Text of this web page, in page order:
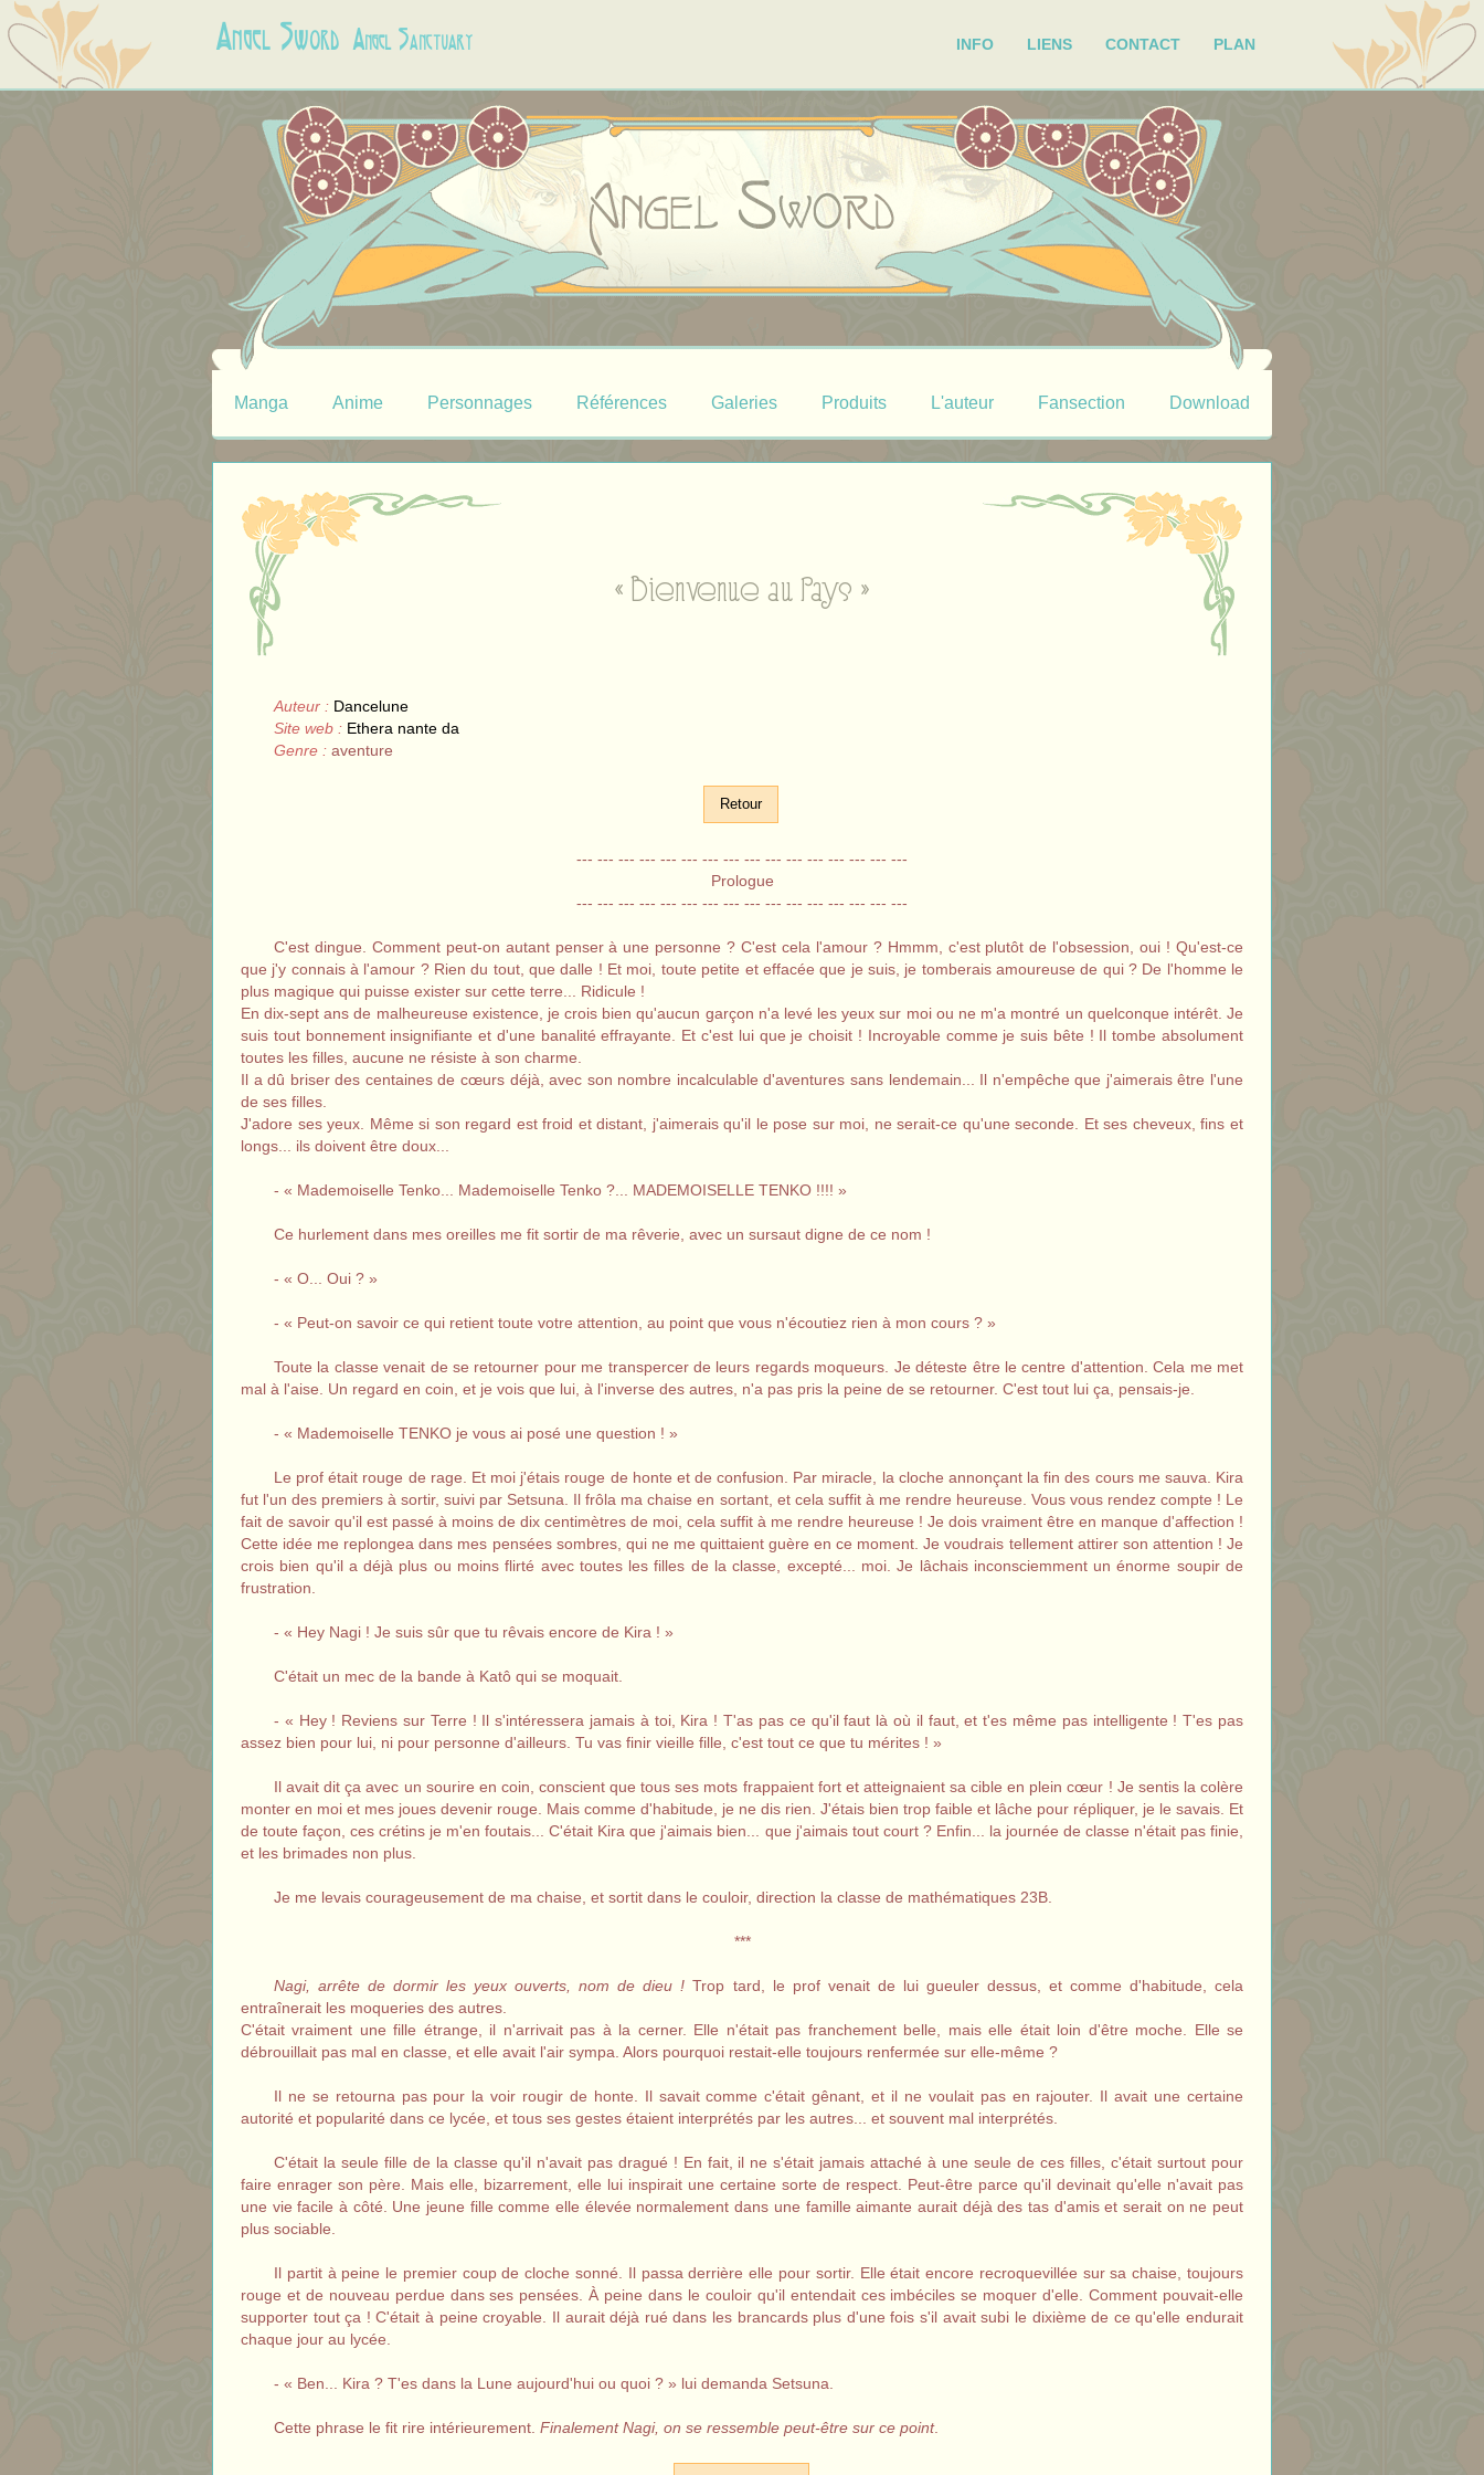
Angel Sword Angel Sanctuary INFO LIENS CONTACT PLAN
Manga Anime Personnages Références Galeries Produits L'auteur Fansection Download
« Bienvenue au Pays »
Auteur : Dancelune
Site web : Ethera nante da
Genre : aventure
Retour
--- --- --- --- --- --- --- --- --- --- --- --- --- --- --- ---
Prologue
--- --- --- --- --- --- --- --- --- --- --- --- --- --- --- ---
C'est dingue. Comment peut-on autant penser à une personne ? C'est cela l'amour ? Hmmm, c'est plutôt de l'obsession, oui ! Qu'est-ce
que j'y connais à l'amour ? Rien du tout, que dalle ! Et moi, toute petite et effacée que je suis, je tomberais amoureuse de qui ? De l'homme le
plus magique qui puisse exister sur cette terre... Ridicule !
En dix-sept ans de malheureuse existence, je crois bien qu'aucun garçon n'a levé les yeux sur moi ou ne m'a montré un quelconque intérêt. Je
suis tout bonnement insignifiante et d'une banalité effrayante. Et c'est lui que je choisit ! Incroyable comme je suis bête ! Il tombe absolument
toutes les filles, aucune ne résiste à son charme.
Il a dû briser des centaines de cœurs déjà, avec son nombre incalculable d'aventures sans lendemain... Il n'empêche que j'aimerais être l'une
de ses filles.
J'adore ses yeux. Même si son regard est froid et distant, j'aimerais qu'il le pose sur moi, ne serait-ce qu'une seconde. Et ses cheveux, fins et
longs... ils doivent être doux...
- « Mademoiselle Tenko... Mademoiselle Tenko ?... MADEMOISELLE TENKO !!!! »
Ce hurlement dans mes oreilles me fit sortir de ma rêverie, avec un sursaut digne de ce nom !
- « O... Oui ? »
- « Peut-on savoir ce qui retient toute votre attention, au point que vous n'écoutiez rien à mon cours ? »
Toute la classe venait de se retourner pour me transpercer de leurs regards moqueurs. Je déteste être le centre d'attention. Cela me met
mal à l'aise. Un regard en coin, et je vois que lui, à l'inverse des autres, n'a pas pris la peine de se retourner. C'est tout lui ça, pensais-je.
- « Mademoiselle TENKO je vous ai posé une question ! »
Le prof était rouge de rage. Et moi j'étais rouge de honte et de confusion. Par miracle, la cloche annonçant la fin des cours me sauva. Kira
fut l'un des premiers à sortir, suivi par Setsuna. Il frôla ma chaise en sortant, et cela suffit à me rendre heureuse. Vous vous rendez compte ! Le
fait de savoir qu'il est passé à moins de dix centimètres de moi, cela suffit à me rendre heureuse ! Je dois vraiment être en manque d'affection !
Cette idée me replongea dans mes pensées sombres, qui ne me quittaient guère en ce moment. Je voudrais tellement attirer son attention ! Je
crois bien qu'il a déjà plus ou moins flirté avec toutes les filles de la classe, excepté... moi. Je lâchais inconsciemment un énorme soupir de
frustration.
- « Hey Nagi ! Je suis sûr que tu rêvais encore de Kira ! »
C'était un mec de la bande à Katô qui se moquait.
- « Hey ! Reviens sur Terre ! Il s'intéressera jamais à toi, Kira ! T'as pas ce qu'il faut là où il faut, et t'es même pas intelligente ! T'es pas
assez bien pour lui, ni pour personne d'ailleurs. Tu vas finir vieille fille, c'est tout ce que tu mérites ! »
Il avait dit ça avec un sourire en coin, conscient que tous ses mots frappaient fort et atteignaient sa cible en plein cœur ! Je sentis la colère
monter en moi et mes joues devenir rouge. Mais comme d'habitude, je ne dis rien. J'étais bien trop faible et lâche pour répliquer, je le savais. Et
de toute façon, ces crétins je m'en foutais... C'était Kira que j'aimais bien... que j'aimais tout court ? Enfin... la journée de classe n'était pas finie,
et les brimades non plus.
Je me levais courageusement de ma chaise, et sortit dans le couloir, direction la classe de mathématiques 23B.
***
Nagi, arrête de dormir les yeux ouverts, nom de dieu ! Trop tard, le prof venait de lui gueuler dessus, et comme d'habitude, cela
entraînerait les moqueries des autres.
C'était vraiment une fille étrange, il n'arrivait pas à la cerner. Elle n'était pas franchement belle, mais elle était loin d'être moche. Elle se
débrouillait pas mal en classe, et elle avait l'air sympa. Alors pourquoi restait-elle toujours renfermée sur elle-même ?
Il ne se retourna pas pour la voir rougir de honte. Il savait comme c'était gênant, et il ne voulait pas en rajouter. Il avait une certaine
autorité et popularité dans ce lycée, et tous ses gestes étaient interprétés par les autres... et souvent mal interprétés.
C'était la seule fille de la classe qu'il n'avait pas dragué ! En fait, il ne s'était jamais attaché à une seule de ces filles, c'était surtout pour
faire enrager son père. Mais elle, bizarrement, elle lui inspirait une certaine sorte de respect. Peut-être parce qu'il devinait qu'elle n'avait pas
une vie facile à côté. Une jeune fille comme elle élevée normalement dans une famille aimante aurait déjà des tas d'amis et serait on ne peut
plus sociable.
Il partit à peine le premier coup de cloche sonné. Il passa derrière elle pour sortir. Elle était encore recroquevillée sur sa chaise, toujours
rouge et de nouveau perdue dans ses pensées. À peine dans le couloir qu'il entendait ces imbéciles se moquer d'elle. Comment pouvait-elle
supporter tout ça ! C'était à peine croyable. Il aurait déjà rué dans les brancards plus d'une fois s'il avait subi le dixième de ce qu'elle endurait
chaque jour au lycée.
- « Ben... Kira ? T'es dans la Lune aujourd'hui ou quoi ? » lui demanda Setsuna.
Cette phrase le fit rire intérieurement. Finalement Nagi, on se ressemble peut-être sur ce point.